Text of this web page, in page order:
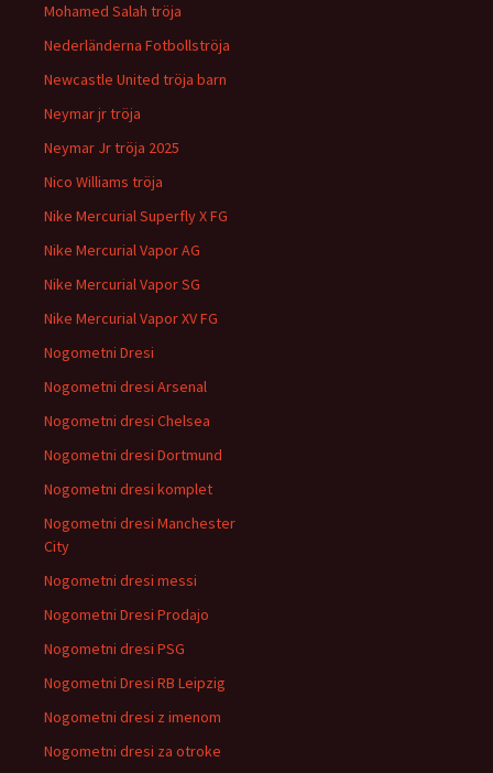
Mohamed Salah tröja
Nederländerna Fotbollströja
Newcastle United tröja barn
Neymar jr tröja
Neymar Jr tröja 2025
Nico Williams tröja
Nike Mercurial Superfly X FG
Nike Mercurial Vapor AG
Nike Mercurial Vapor SG
Nike Mercurial Vapor XV FG
Nogometni Dresi
Nogometni dresi Arsenal
Nogometni dresi Chelsea
Nogometni dresi Dortmund
Nogometni dresi komplet
Nogometni dresi Manchester
City
Nogometni dresi messi
Nogometni Dresi Prodajo
Nogometni dresi PSG
Nogometni Dresi RB Leipzig
Nogometni dresi z imenom
Nogometni dresi za otroke